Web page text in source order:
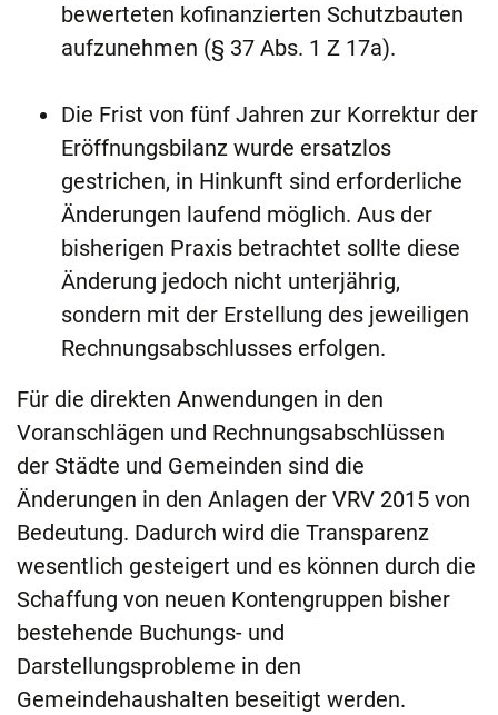
bewerteten kofinanzierten Schutzbauten
aufzunehmen (§ 37 Abs. 1 Z 17a).
Die Frist von fünf Jahren zur Korrektur der
Eröffnungsbilanz wurde ersatzlos
gestrichen, in Hinkunft sind erforderliche
Änderungen laufend möglich. Aus der
bisherigen Praxis betrachtet sollte diese
Änderung jedoch nicht unterjährig,
sondern mit der Erstellung des jeweiligen
Rechnungsabschlusses erfolgen.
Für die direkten Anwendungen in den
Voranschlägen und Rechnungsabschlüssen
der Städte und Gemeinden sind die
Änderungen in den Anlagen der VRV 2015 von
Bedeutung. Dadurch wird die Transparenz
wesentlich gesteigert und es können durch die
Schaffung von neuen Kontengruppen bisher
bestehende Buchungs- und
Darstellungsprobleme in den
Gemeindehaushalten beseitigt werden.